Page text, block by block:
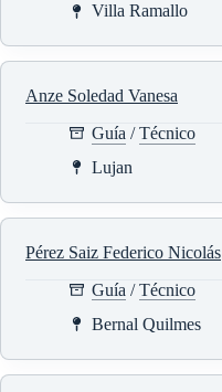
Villa Ramallo
Anze Soledad Vanesa
Guía /Técnico
Lujan
Pérez Saiz Federico Nicolás
Guía /Técnico
Bernal Quilmes